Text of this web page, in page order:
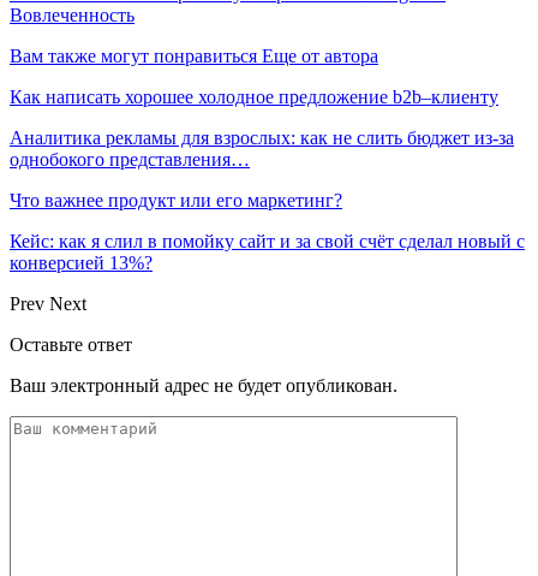
Вовлеченность
Вам также могут понравиться Еще от автора
Как написать хорошее холодное предложение b2b–клиенту
Аналитика рекламы для взрослых: как не слить бюджет из-за
однобокого представления…
Что важнее продукт или его маркетинг?
Кейс: как я слил в помойку сайт и за свой счёт сделал новый с
конверсией 13%?
Prev Next
Оставьте ответ
Ваш электронный адрес не будет опубликован.